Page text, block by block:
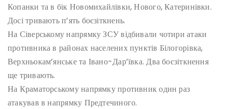
Копанки та в бік Новомихайлівки, Нового, Катеринівки.
Досі тривають п’ять боєзіткнень.
На Сіверському напрямку ЗСУ відбивали чотири атаки
противника в районах населених пунктів Білогорівка,
Верхньокам’янське та Івано-Дар’ївка. Два боєзіткнення
ще тривають.
На Краматорському напрямку противник один раз
атакував в напрямку Предтечиного.